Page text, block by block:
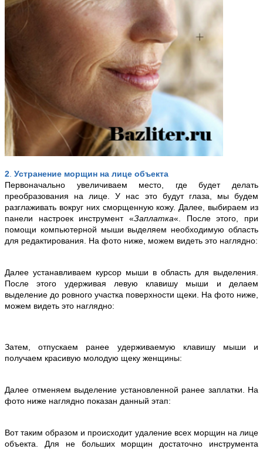
2 Устранение морщин на лице объекта
Первоначально увеличиваем место, где будет делать
преобразования на лице. У нас это будут глаза, мы будем
разглаживать вокруг них сморщенную кожу. Далее, выбираем из
панели настроек инструмент «Заплатка«. После этого, при
помощи компьютерной мыши выделяем необходимую область
для редактирования. На фото ниже, можем видеть это наглядно:
Далее устанавливаем курсор мыши в область для выделения.
После этого удерживая левую клавишу мыши и делаем
выделение до ровного участка поверхности щеки. На фото ниже,
можем видеть это наглядно:
Затем, отпускаем ранее удерживаемую клавишу мыши и
получаем красивую молодую щеку женщины:
Далее отменяем выделение установленной ранее заплатки. На
фото ниже наглядно показан данный этап:
Вот таким образом и происходит удаление всех морщин на лице
объекта. Для не больших морщин достаточно инструмента